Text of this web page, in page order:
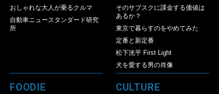
おしゃれな大人が乗るクルマ
自動車ニュースタンダード研究
所
そのサブスクに課金する価値は
あるか？
東京で暮らすのをやめてみた
定番と新定番
松下洸平 First Light
犬を愛する男の肖像
FOODIE CULTURE